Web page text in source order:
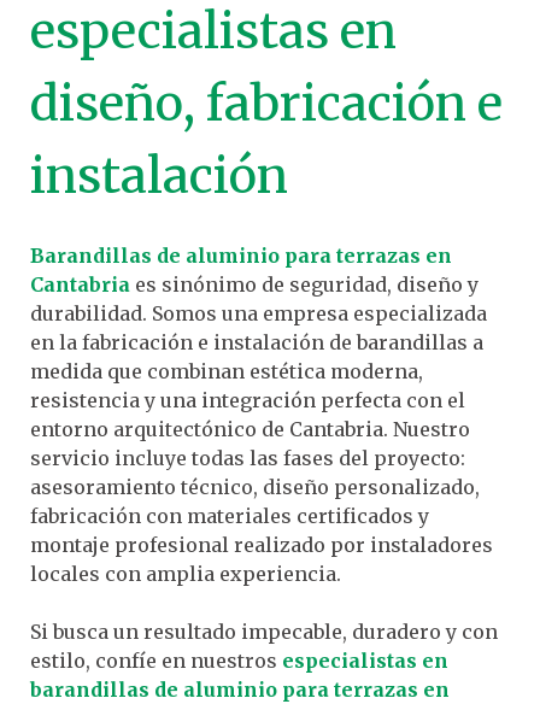
especialistas en
diseño, fabricación e
instalación
Barandillas de aluminio para terrazas en
Cantabria es sinónimo de seguridad, diseño y
durabilidad. Somos una empresa especializada
en la fabricación e instalación de barandillas a
medida que combinan estética moderna,
resistencia y una integración perfecta con el
entorno arquitectónico de Cantabria. Nuestro
servicio incluye todas las fases del proyecto:
asesoramiento técnico, diseño personalizado,
fabricación con materiales certificados y
montaje profesional realizado por instaladores
locales con amplia experiencia.
Si busca un resultado impecable, duradero y con
estilo, confíe en nuestros especialistas en
barandillas de aluminio para terrazas en